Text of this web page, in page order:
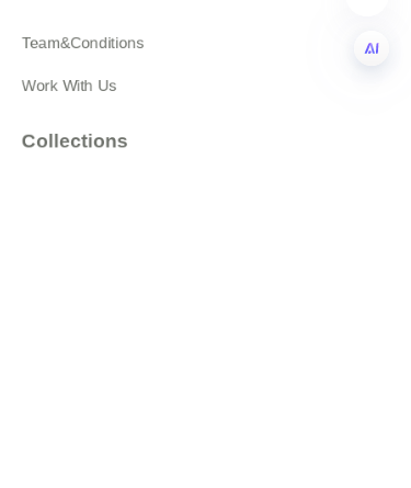
Team&Conditions
Work With Us
Collections